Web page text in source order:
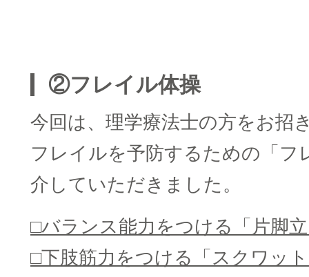
②フレイル体操
今回は、理学療法士の方をお招
フレイルを予防するための「フ
介していただきました。
□バランス能力をつける「片脚
□下肢筋力をつける「スクワッ